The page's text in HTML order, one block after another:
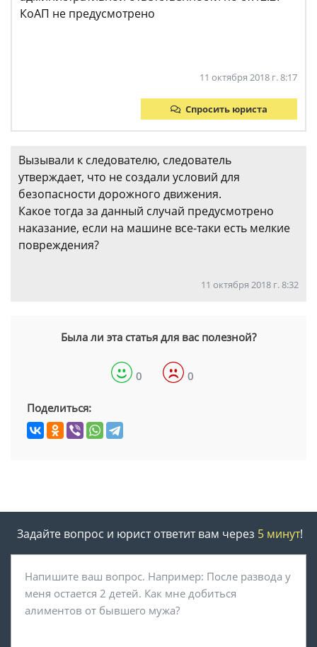
КоАП не предусмотрено
11 октября 2018 г. 8:17
Спросить юриста
Вызывали к следователю, следователь
утверждает, что не создали условий для
безопасности дорожного движения.
Какое тогда за данный случай предусмотрено
наказание, если на машине все-таки есть мелкие
повреждения?
11 октября 2018 г. 8:32
Была ли эта статья для вас полезной?
0 0
Поделиться:
Задайте вопрос и юрист ответит вам через 5 минут!